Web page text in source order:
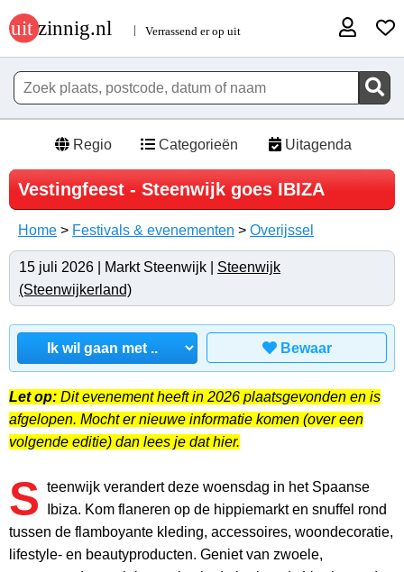
Regio Categorieën Uitagenda
Vestingfeest - Steenwijk goes IBIZA
Home > Festivals & evenementen > Overijssel
15 juli 2026 | Markt Steenwijk | Steenwijk
(Steenwijkerland)
Bewaar
Let op: Dit evenement heeft in 2026 plaatsgevonden en is
afgelopen. Mocht er nieuwe informatie komen (over een
volgende editie) dan lees je dat hier.
S teenwijk verandert deze woensdag in het Spaanse
Ibiza. Kom flaneren op de hippiemarkt en snuffel rond
tussen de flamboyante kleding, accessoires, woondecoratie,
lifestyle- en beautyproducten. Geniet van zwoele,